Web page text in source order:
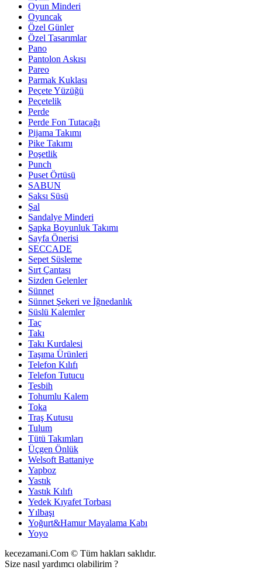
Oyun Minderi
Oyuncak
Özel Günler
Özel Tasarımlar
Pano
Pantolon Askısı
Pareo
Parmak Kuklası
Peçete Yüzüğü
Peçetelik
Perde
Perde Fon Tutacağı
Pijama Takımı
Pike Takımı
Poşetlik
Punch
Puset Örtüsü
SABUN
Saksı Süsü
Şal
Sandalye Minderi
Şapka Boyunluk Takımı
Sayfa Önerisi
SECCADE
Sepet Süsleme
Sırt Çantası
Sizden Gelenler
Sünnet
Sünnet Şekeri ve İğnedanlık
Süslü Kalemler
Taç
Takı
Takı Kurdalesi
Taşıma Ürünleri
Telefon Kılıfı
Telefon Tutucu
Tesbih
Tohumlu Kalem
Toka
Traş Kutusu
Tulum
Tütü Takımları
Üçgen Önlük
Welsoft Battaniye
Yapboz
Yastık
Yastık Kılıfı
Yedek Kıyafet Torbası
Yılbaşı
Yoğurt&Hamur Mayalama Kabı
Yoyo
kecezamani.Com © Tüm hakları saklıdır.
Size nasıl yardımcı olabilirim ?